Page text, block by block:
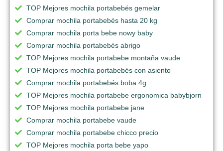
TOP Mejores mochila portabebés gemelar
Comprar mochila portabebés hasta 20 kg
Comprar mochila porta bebe nowy baby
Comprar mochila portabebés abrigo
TOP Mejores mochila portabebe montaña vaude
TOP Mejores mochila portabebés con asiento
Comprar mochila portabebés boba 4g
TOP Mejores mochila portabebe ergonomica babybjorn
TOP Mejores mochila portabebe jane
Comprar mochila portabebe vaude
Comprar mochila portabebe chicco precio
TOP Mejores mochila porta bebe yapo